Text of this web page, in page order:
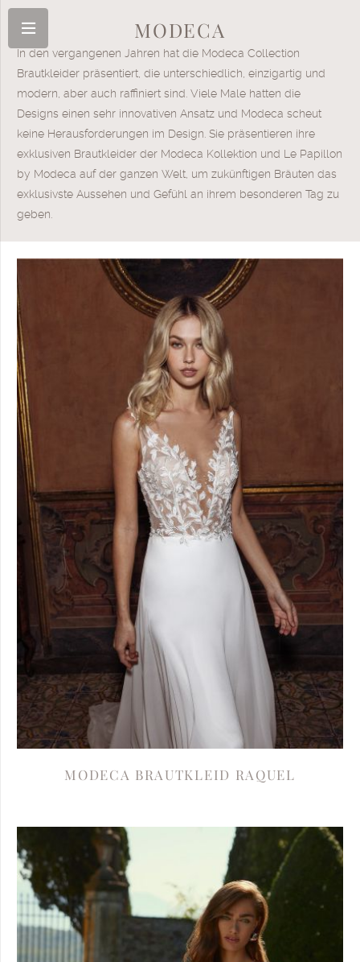
MODECA
In den vergangenen Jahren hat die Modeca Collection
Brautkleider präsentiert, die unterschiedlich, einzigartig und
modern, aber auch raffiniert sind. Viele Male hatten die
Designs einen sehr innovativen Ansatz und Modeca scheut
keine Herausforderungen im Design. Sie präsentieren ihre
exklusiven Brautkleider der Modeca Kollektion und Le Papillon
by Modeca auf der ganzen Welt, um zukünftigen Bräuten das
exklusivste Aussehen und Gefühl an ihrem besonderen Tag zu
geben.
MODECA BRAUTKLEID RAQUEL